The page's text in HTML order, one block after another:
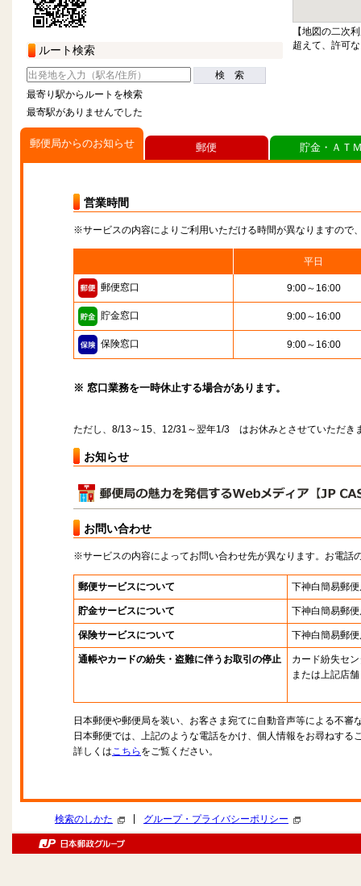
ルート検索
検 索
最寄り駅からルートを検索
最寄駅がありませんでした
【地図の二次
超えて、許可
郵便局からのお知らせ
営業時間
※サービスの内容によりご利用いただける時間が異なりますので
平日
郵便窓口 9:00～16:00
貯金窓口 9:00～16:00
保険窓口 9:00～16:00
※ 窓口業務を一時休止する場合があります。
ただし、8/13～15、12/31～翌年1/3 はお休みとさせていただき
お知らせ
お問い合わせ
※サービスの内容によってお問い合わせ先が異なります。お電話
郵便サービスについて 下神白簡易郵
貯金サービスについて 下神白簡易郵
保険サービスについて 下神白簡易郵
通帳やカードの紛失・盗難に伴うお取引の停止
カード紛失セ
または上記店舗
日本郵便や郵便局を装い、お客さま宛てに自動音声等による不審
日本郵便では、上記のような電話をかけ、個人情報をお尋ねする
詳しくはこちら をご覧ください。
郵便 貯金・ＡＴ
検索のしかた グループ・プライバシーポリシー